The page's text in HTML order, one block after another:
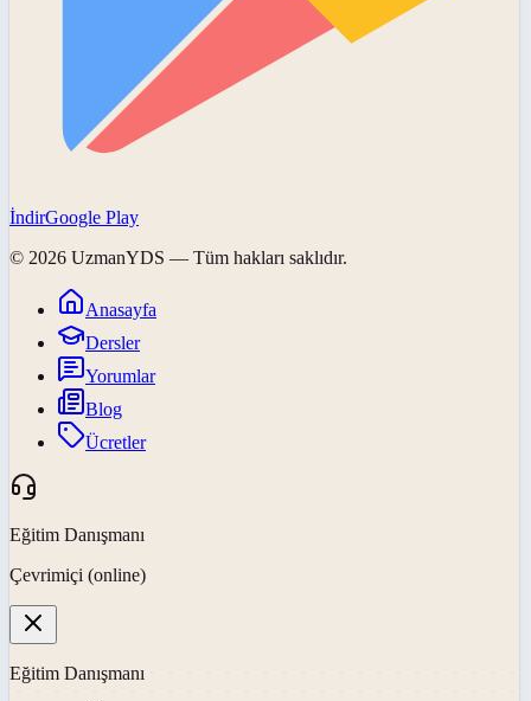
İndirGoogle Play
© 2026 UzmanYDS — Tüm hakları saklıdır.
Anasayfa
Dersler
Yorumlar
Blog
Ücretler
Eğitim Danışmanı
Çevrimiçi (online)
Eğitim Danışmanı